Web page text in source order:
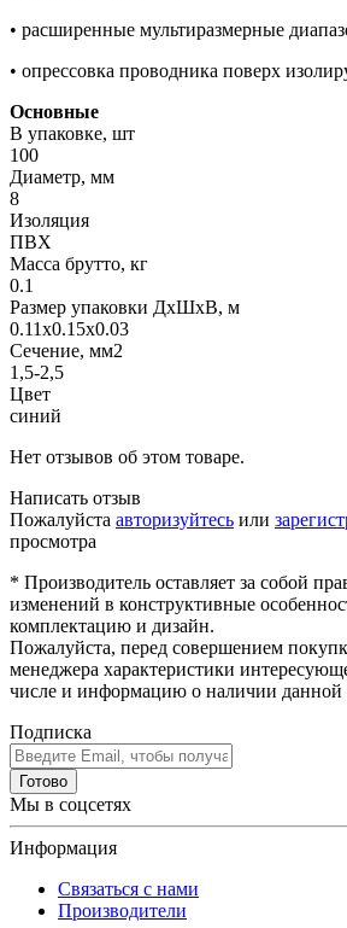
• расширенные мультиразмерные
• опрессовка проводника поверх
Основные
В упаковке, шт
100
Диаметр, мм
8
Изоляция
ПВХ
Масса брутто, кг
0.1
Размер упаковки ДхШхВ, м
0.11x0.15x0.03
Сечение, мм2
1,5-2,5
Цвет
синий
Нет отзывов об этом товаре.
Написать отзыв
Пожалуйста авторизуйтесь или
просмотра
* Производитель оставляет за собой
изменений в конструктивные
комплектацию и дизайн.
Пожалуйста, перед совершением
менеджера характеристики
числе и информацию о наличии данной
Подписка
Готово
Мы в соцсетях
Информация
Связаться с нами
Производители